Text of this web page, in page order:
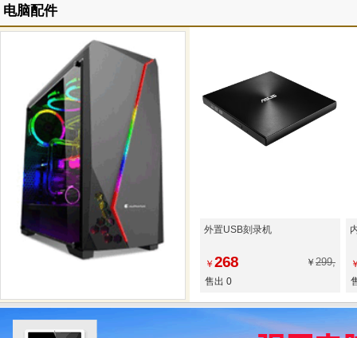
电脑配件
外置USB刻录机
￥ 268 ￥ 299,
售出 0